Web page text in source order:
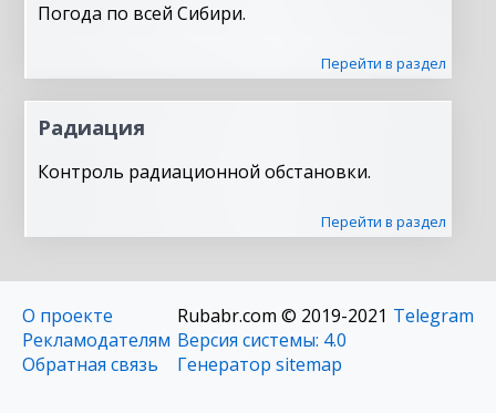
Погода по всей Сибири.
Перейти в раздел
Радиация
Контроль радиационной обстановки.
Перейти в раздел
О проекте
Рекламодателям
Обратная связь
Rubabr.com © 2019-2021
Версия системы: 4.0
Генератор sitemap
Telegram